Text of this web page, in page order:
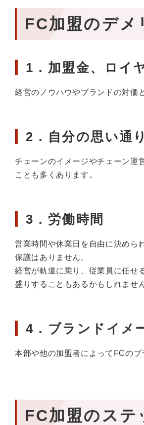
FC加盟のデメ
1．加盟金、ロイ
経営のノウハウやブランドの対価
2．自分の思い通
チェーンのイメージやチェーン運
ことも多くあります。
3．労働時間
営業時間や休業日を自由に決めら
保護はありません。
経営が軌道に乗り、従業員に任せ
盛りすることもあるかもしれませ
4．ブランドイメ
本部や他の加盟者によってFCの
FC加盟のステ